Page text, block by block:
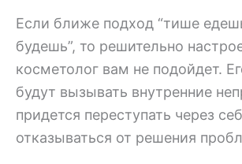
Если ближе подход “тише
будешь”, то решительно
косметолог вам не подойдет.
будут вызывать внутренние
придется переступать через
отказываться от решения